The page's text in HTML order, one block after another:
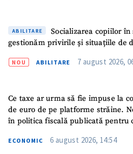
ABILITARE
Socializarea copiilor
gestionăm privirile și situațiile de
NOU ABILITARE 7 august 2026,
Ce taxe ar urma să fie impuse la
de euro de pe platforme străine.
în politica fiscală publicată pentru
ECONOMIC 6 august 2026, 14:54
ȘTIREA MEA
Titlu știre
+ Adaugă titlu
Link media
+ Link media